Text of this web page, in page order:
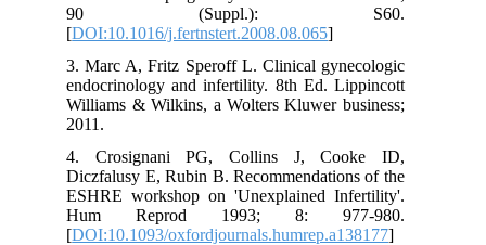
90 (Suppl.): S60.
[DOI:10.1016/j.fertnstert.2008.08.065
3. Marc A, Fritz Speroff L. Clinical gynecologic
endocrinology and infertility. 8th Ed. Lippincott
Williams & Wilkins, a Wolters Kluwer business;
2011.
4. Crosignani PG, Collins J, Cooke ID,
Diczfalusy E, Rubin B. Recommendations of the
ESHRE workshop on 'Unexplained Infertility'.
Hum Reprod 1993; 8: 977-980.
[DOI:10.1093/oxfordjournals.humrep.a138177